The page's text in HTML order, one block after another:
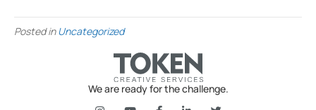
Posted inUncategorized
We are ready for the challenge.